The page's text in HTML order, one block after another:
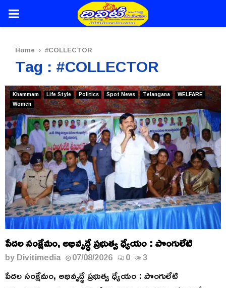
PRIMARY
Home #COLLECTOR
Tag : #COLLECTOR
Khammam Life Style Politics Spot News Telangana
WELFARE
Women
పేదల సంక్షేమం, అభివృద్ధే ప్రభుత్వ ధ్యేయం : పొంగులేటి
byDivitimedia 07/08/2026 0 3
పేదల సంక్షేమం, అభివృద్ధే ప్రభుత్వ ధ్యేయం : పొంగులేటి